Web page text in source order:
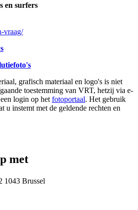
en surfers
vraag/
grafisch materiaal en logo's is niet
toestemming van VRT, hetzij via e-
login op het fotoportaal. Het gebruik
u instemt met de geldende rechten en
met
1043 Brussel